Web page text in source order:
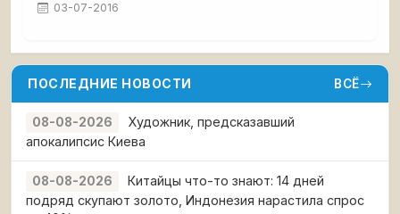
03-07-2016
ПОСЛЕДНИЕ НОВОСТИ ВСЁ
08-08-2026
Художник, предсказавший
апокалипсис Киева
08-08-2026
Китайцы что-то знают: 14 дней
подряд скупают золото, Индонезия нарастила спрос